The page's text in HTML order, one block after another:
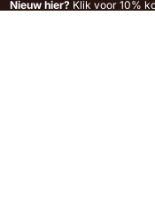
Nieuw hier? Klik voor 10%